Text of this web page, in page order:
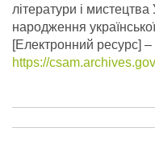
літератури і
народження
[Електронний ресурс]
https://